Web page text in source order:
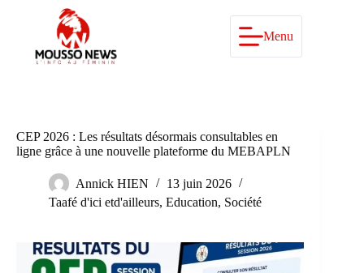
Menu
CEP 2026 : Les résultats désormais consultables en
ligne grâce à une nouvelle plateforme du MEBAPLN
Annick HIEN
13 juin 2026
Taafé d'ici etd'ailleurs, Education, Société